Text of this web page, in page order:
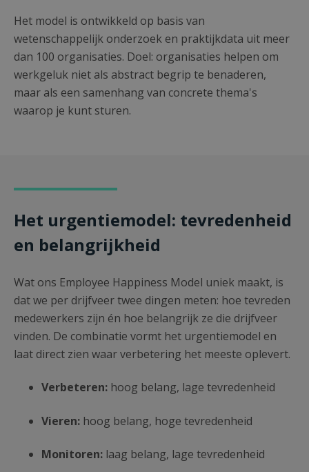
Het model is ontwikkeld op basis van
wetenschappelijk onderzoek en praktijkdata uit meer
dan 100 organisaties. Doel: organisaties helpen om
werkgeluk niet als abstract begrip te benaderen,
maar als een samenhang van concrete thema's
waarop je kunt sturen.
Het urgentiemodel: tevredenheid
en belangrijkheid
Wat ons Employee Happiness Model uniek maakt, is
dat we per drijfveer twee dingen meten: hoe tevreden
medewerkers zijn én hoe belangrijk ze die drijfveer
vinden. De combinatie vormt het urgentiemodel en
laat direct zien waar verbetering het meeste oplevert.
Verbeteren: hoog belang, lage tevredenheid
Vieren: hoog belang, hoge tevredenheid
Monitoren: laag belang, lage tevredenheid